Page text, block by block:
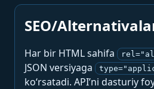
SEO/
Har bir HTML sahifa
JSON versiyaga
ko‘rsatadi. API’ni dasturiy